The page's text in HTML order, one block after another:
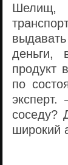
Шелищ,
деньги,
продукт
по
соседу?
широкий